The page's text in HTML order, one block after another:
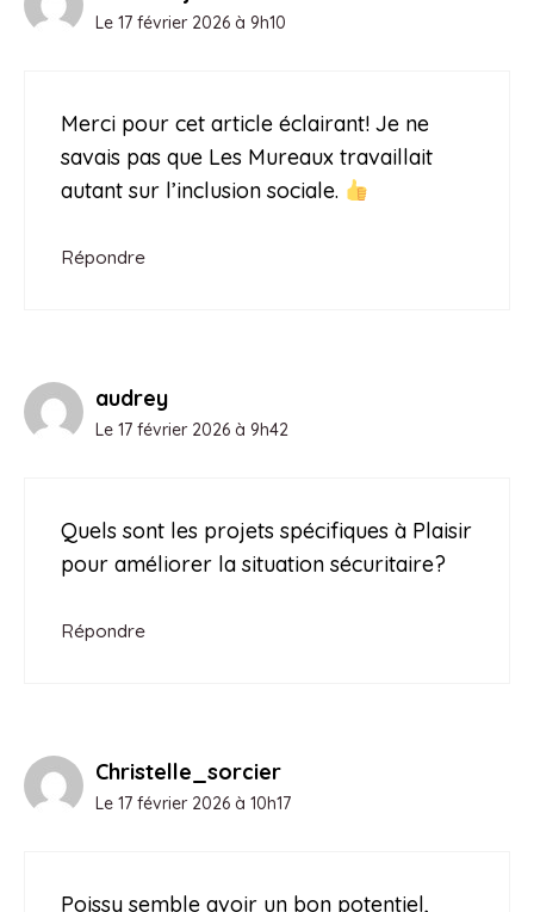
Le 17 février 2026 à 9h10
Merci pour cet article éclairant! Je ne
savais pas que Les Mureaux travaillait
autant sur l’inclusion sociale.
Répondre
audrey
Le 17 février 2026 à 9h42
Quels sont les projets spécifiques à Plaisir
pour améliorer la situation sécuritaire?
Répondre
Christelle_sorcier
Le 17 février 2026 à 10h17
Poissy semble avoir un bon potentiel,